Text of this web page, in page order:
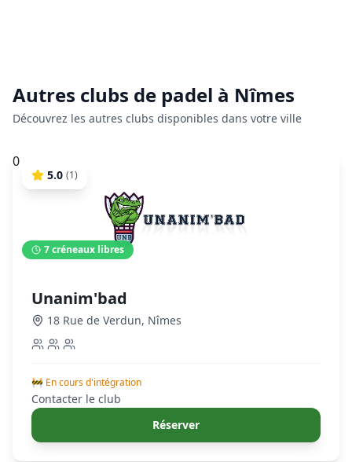
Autres clubs de padel à Nîmes
Découvrez les autres clubs disponibles dans votre ville
0
5.0 (1)
7créneaux libres
Unanim'bad
18 Rue de Verdun, Nîmes
🚧 En cours d'intégration
Contacter le club
Réserver